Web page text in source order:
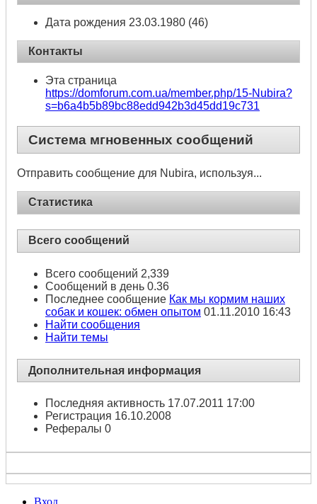
Дата рождения 23.03.1980 (46)
Контакты
Эта страница
https://domforum.com.ua/member.php/15-Nubira?
s=b6a4b5b89bc88edd942b3d45dd19c731
Система мгновенных сообщений
Отправить сообщение для Nubira, используя...
Статистика
Всего сообщений
Всего сообщений 2,339
Сообщений в день 0.36
Последнее сообщение Как мы кормим наших
собак и кошек: обмен опытом 01.11.2010 16:43
Найти сообщения
Найти темы
Дополнительная информация
Последняя активность 17.07.2011 17:00
Регистрация 16.10.2008
Рефералы 0